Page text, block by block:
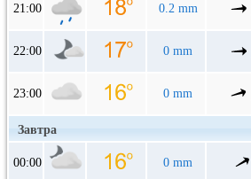
21:00 0.2 mm
22:00 0 mm
23:00 0 mm
Завтра
00:00 0 mm